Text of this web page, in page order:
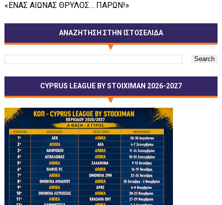
«ΕΝΑΣ ΑΙΩΝΑΣ ΘΡΥΛΟΣ… ΠΑΡΩΝ!»
ΑΝΑΖΗΤΗΣΗ ΣΤΗΝ ΙΣΤΟΣΕΛΙΔΑ
CYPRUS LEAGUE BY STOIXIMAN 2026-2027